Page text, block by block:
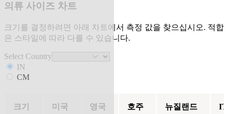
의류 사이즈 차트
크기를 결정하려면 아래 차트에서 측정 값을 찾으십시오. 적합
은 스타일에 따라 다를 수 있습니다.
Select Country
IN
CM
크기 미국 영국 호주 뉴질랜드 IT